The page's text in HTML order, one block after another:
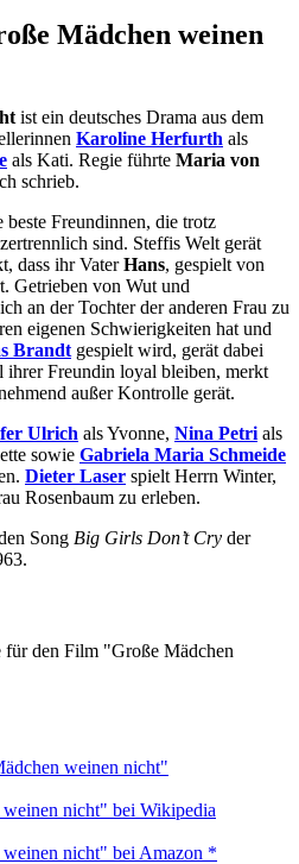
Mädchen weinen
ist ein deutsches Drama aus dem
Karoline Herfurth als
als Kati. Regie führte Maria von
schrieb.
Freundinnen, die trotz
sind. Steffis Welt gerät
dass ihr VaterHans, gespielt von
Getrieben von Wut und
an der Tochter der anderen Frau zu
eigenen Schwierigkeiten hat und
Brandt gespielt wird, gerät dabei
Freundin loyal bleiben, merkt
außer Kontrolle gerät.
Ulrich als Yvonne, Nina Petri als
sowie Gabriela Maria Schmeide
Dieter Laser spielt Herrn Winter,
Rosenbaum zu erleben.
Song Big Girls Don’t Cry der
für den Film "Große Mädchen
weinen nicht"
nicht" bei Wikipedia
nicht" bei Amazon *